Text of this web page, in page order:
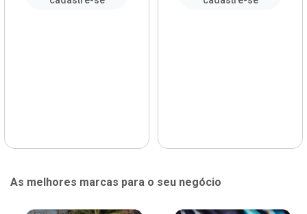
As melhores marcas para o seu negócio